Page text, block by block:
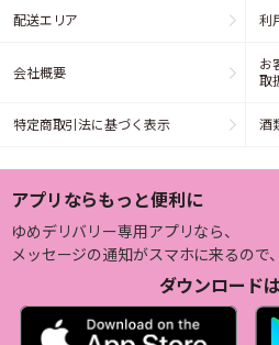
配送エリア 利
会社概要
お
取
特定商取引法に基づく表示 酒
アプリならもっと便利に
ゆめデリバリー専用アプリなら、
メッセージの通知がスマホに来るので
ダウンロード